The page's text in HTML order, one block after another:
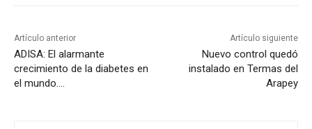
Artículo anterior
ADISA: El alarmante
crecimiento de la diabetes en
el mundo….
Artículo siguiente
Nuevo control quedó
instalado en Termas del
Arapey